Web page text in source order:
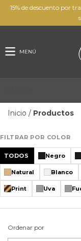
15% de descuento por
MENÚ
Inicio / Productos
FILTRAR POR COLOR
TODOS Negro
Natural Blanco
Print Uva
Ordenar por